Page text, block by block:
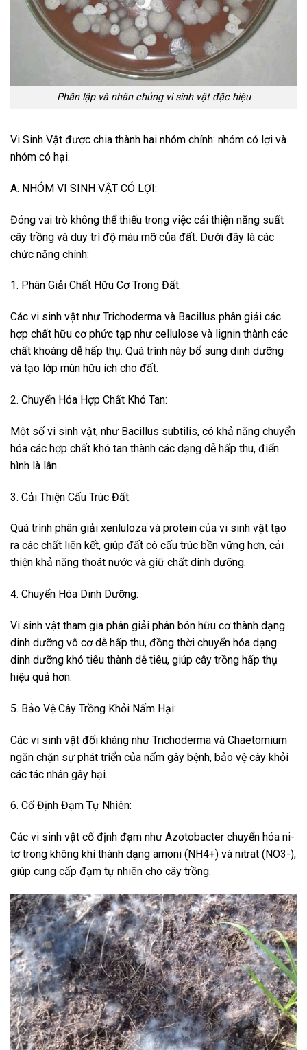
Phân lập và nhân chủng vi sinh vật đặc hiệu
Vi Sinh Vật được chia thành hai nhóm chính: nhóm có lợi và
nhóm có hại.
A. NHÓM VI SINH VẬT CÓ LỢI:
Đóng vai trò không thể thiếu trong việc cải thiện năng suất
cây trồng và duy trì độ màu mỡ của đất. Dưới đây là các
chức năng chính:
1. Phân Giải Chất Hữu Cơ Trong Đất:
Các vi sinh vật như Trichoderma và Bacillus phân giải các
hợp chất hữu cơ phức tạp như cellulose và lignin thành các
chất khoáng dễ hấp thụ. Quá trình này bổ sung dinh dưỡng
và tạo lớp mùn hữu ích cho đất.
2. Chuyển Hóa Hợp Chất Khó Tan:
Một số vi sinh vật, như Bacillus subtilis, có khả năng chuyển
hóa các hợp chất khó tan thành các dạng dễ hấp thu, điển
hình là lân.
3. Cải Thiện Cấu Trúc Đất:
Quá trình phân giải xenluloza và protein của vi sinh vật tạo
ra các chất liên kết, giúp đất có cấu trúc bền vững hơn, cải
thiện khả năng thoát nước và giữ chất dinh dưỡng.
4. Chuyển Hóa Dinh Dưỡng:
Vi sinh vật tham gia phân giải phân bón hữu cơ thành dạng
dinh dưỡng vô cơ dễ hấp thu, đồng thời chuyển hóa dạng
dinh dưỡng khó tiêu thành dễ tiêu, giúp cây trồng hấp thụ
hiệu quả hơn.
5. Bảo Vệ Cây Trồng Khỏi Nấm Hại:
Các vi sinh vật đối kháng như Trichoderma và Chaetomium
ngăn chặn sự phát triển của nấm gây bệnh, bảo vệ cây khỏi
các tác nhân gây hại.
6. Cố Định Đạm Tự Nhiên:
Các vi sinh vật cố định đạm như Azotobacter chuyển hóa ni-
tơ trong không khí thành dạng amoni (NH4+) và nitrat (NO3-),
giúp cung cấp đạm tự nhiên cho cây trồng.